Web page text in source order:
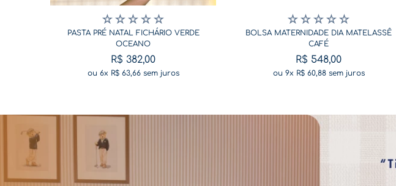
☆☆☆☆☆
PASTA PRÉ NATAL FICHÁRIO VERDE
OCEANO
R$ 382,00
ou 6x R$ 63,66sem juros
☆☆☆☆☆
BOLSA MATERNIDADE DIA MATELASSÊ
CAFÉ
R$ 548,00
ou 9x R$ 60,88sem juros